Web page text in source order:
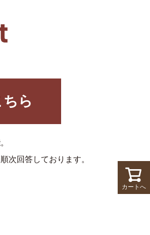
カートへ
ら
次回答しております。